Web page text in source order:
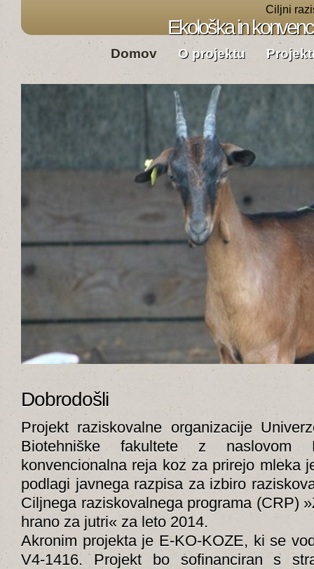
Ciljni
Ekološka in
Domov O projektu
Dobrodošli
Projekt raziskovalne organizacije
Biotehniške fakultete z naslovom
konvencionalna reja koz za prirejo mleka
podlagi javnega razpisa za izbiro
Ciljnega raziskovalnega programa (CRP)
hrano za jutri« za leto 2014.
Akronim projekta je E-KO-KOZE, ki se
V4-1416. Projekt bo sofinanciran s